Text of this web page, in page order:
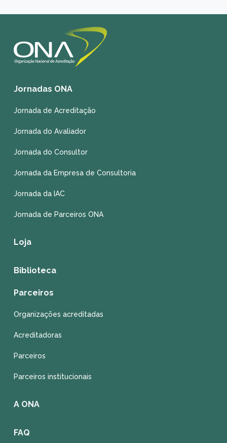
Jornadas ONA
Jornada de Acreditação
Jornada do Avaliador
Jornada do Consultor
Jornada da Empresa de Consultoria
Jornada da IAC
Jornada de Parceiros ONA
Loja
Biblioteca
Parceiros
Organizações acreditadas
Acreditadoras
Parceiros
Parceiros institucionais
A ONA
FAQ